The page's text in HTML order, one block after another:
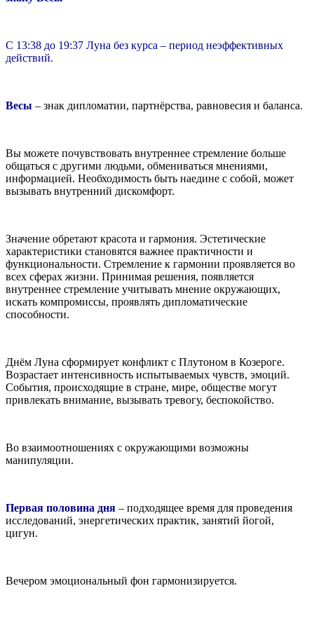
С 13:38 до 19:37 Луна без курса – период неэффективных
действий.
Весы – знак дипломатии, партнёрства, равновесия и баланса.
Вы можете почувствовать внутреннее стремление больше
общаться с другими людьми, обмениваться мнениями,
информацией. Необходимость быть наедине с собой, может
вызывать внутренний дискомфорт.
Значение обретают красота и гармония. Эстетические
характеристики становятся важнее практичности и
функциональности. Стремление к гармонии проявляется во
всех сферах жизни. Принимая решения, появляется
внутреннее стремление учитывать мнение окружающих,
искать компромиссы, проявлять дипломатические
способности.
Днём Луна сформирует конфликт с Плутоном в Козероге.
Возрастает интенсивность испытываемых чувств, эмоций.
События, происходящие в стране, мире, обществе могут
привлекать внимание, вызывать тревогу, беспокойство.
Во взаимоотношениях с окружающими возможны
манипуляции.
Первая половина дня – подходящее время для проведения
исследований, энергетических практик, занятий йогой,
цигун.
Вечером эмоциональный фон гармонизируется.